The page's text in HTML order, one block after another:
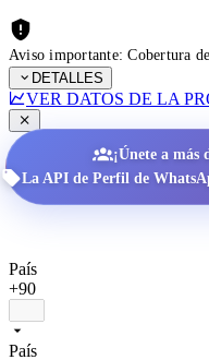
Aviso importante: Cobertura
DETALLES
VER DATOS DE LA
¡Únete a más
La API de Perfil de
País
+90
País